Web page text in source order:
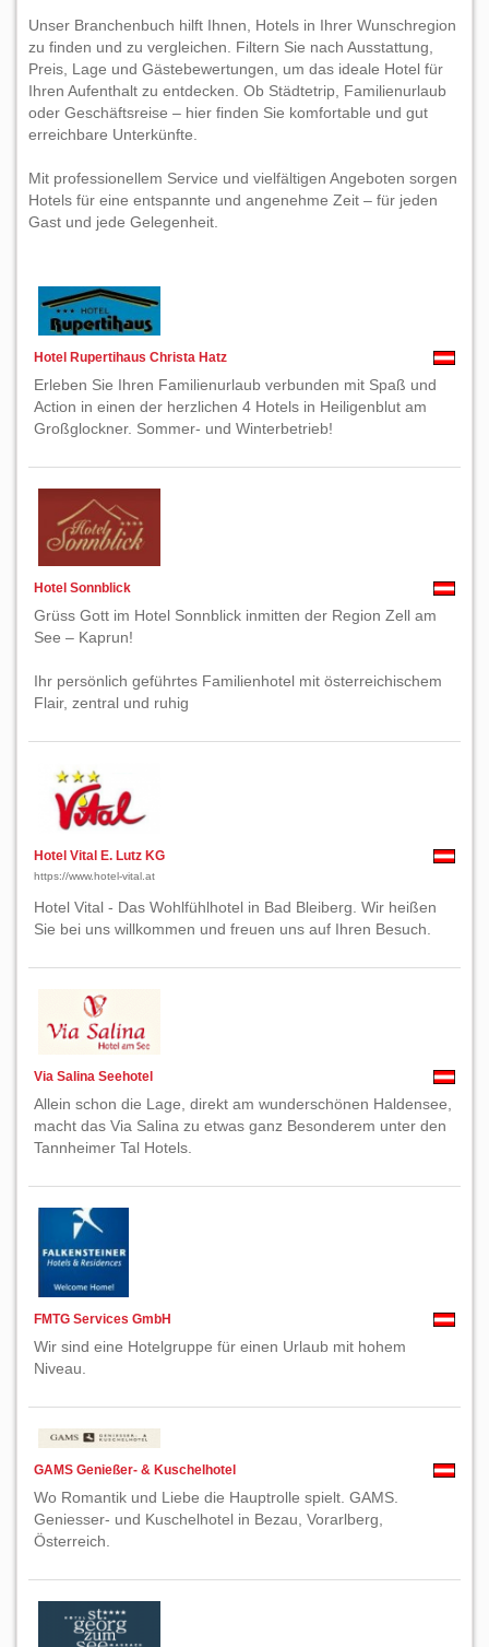
Unser Branchenbuch hilft Ihnen, Hotels in Ihrer Wunschregion
zu finden und zu vergleichen. Filtern Sie nach Ausstattung,
Preis, Lage und Gästebewertungen, um das ideale Hotel für
Ihren Aufenthalt zu entdecken. Ob Städtetrip, Familienurlaub
oder Geschäftsreise – hier finden Sie komfortable und gut
erreichbare Unterkünfte.
Mit professionellem Service und vielfältigen Angeboten sorgen
Hotels für eine entspannte und angenehme Zeit – für jeden
Gast und jede Gelegenheit.
Hotel Rupertihaus Christa Hatz
Erleben Sie Ihren Familienurlaub verbunden mit Spaß und
Action in einen der herzlichen 4 Hotels in Heiligenblut am
Großglockner. Sommer- und Winterbetrieb!
Hotel Sonnblick
Grüss Gott im Hotel Sonnblick inmitten der Region Zell am
See – Kaprun!
Ihr persönlich geführtes Familienhotel mit österreichischem
Flair, zentral und ruhig
Hotel Vital E. Lutz KG
https://www.hotel-vital.at
Hotel Vital - Das Wohlfühlhotel in Bad Bleiberg. Wir heißen
Sie bei uns willkommen und freuen uns auf Ihren Besuch.
Via Salina Seehotel
Allein schon die Lage, direkt am wunderschönen Haldensee,
macht das Via Salina zu etwas ganz Besonderem unter den
Tannheimer Tal Hotels.
FMTG Services GmbH
Wir sind eine Hotelgruppe für einen Urlaub mit hohem
Niveau.
GAMS Genießer- & Kuschelhotel
Wo Romantik und Liebe die Hauptrolle spielt. GAMS.
Geniesser- und Kuschelhotel in Bezau, Vorarlberg,
Österreich.